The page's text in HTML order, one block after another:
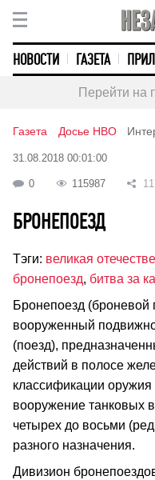
НОВОСТИ ГАЗЕТА
Перейти на
Газета Досье НВО
31.08.2018 00:01:00
0 115987
БРОНЕПОЕЗД
Тэги: великая
бронепоезд, битва за
Бронепоезд
вооруженный
(поезд),
действий в полосе
классификации
вооружение танковых
четырех до восьми
разного назначения.
Дивизион